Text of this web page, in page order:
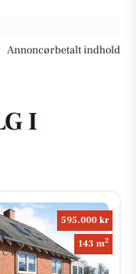
Annoncørbetalt indhold
I
595.000 kr
143 m2